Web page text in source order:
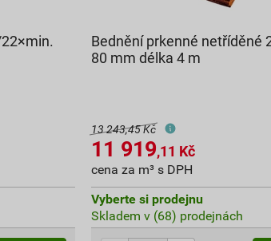
Bednění prkenné netříděné
80 mm délka 4 m
13 243,45 Kč
11 919,11 Kč
cena za m³ s DPH
Vyberte si prodejnu
Skladem v (68) prodejnách